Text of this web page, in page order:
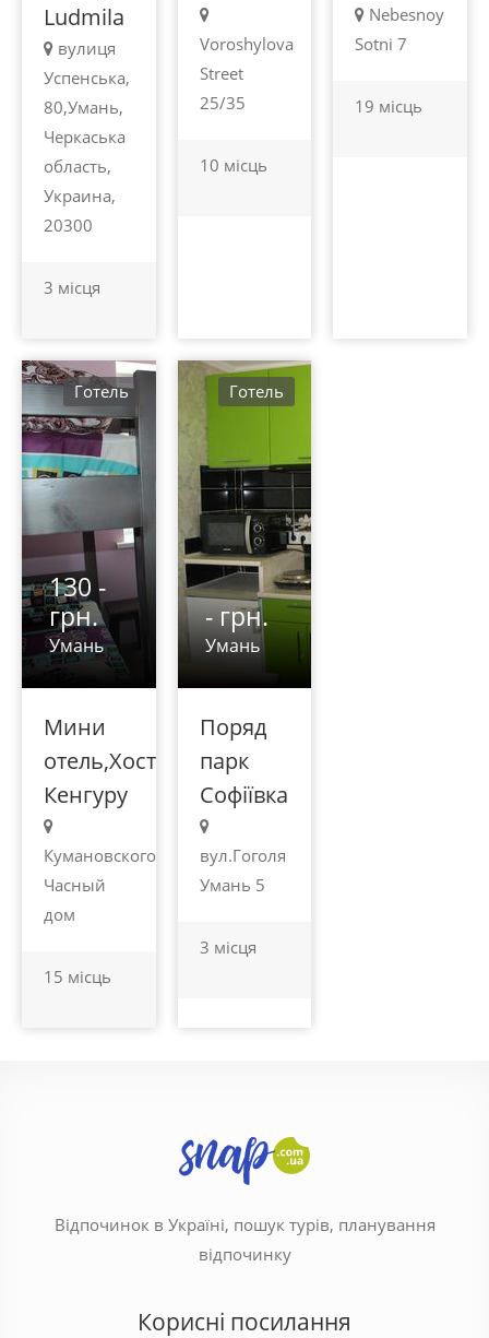
Ludmila
вулиця
Успенська,
80,Умань,
Черкаська
область,
Украина,
20300
3 місця
Voroshylova
Street
25/35
10 місць
Nebesnoy
Sotni 7
19 місць
130 -
грн.
Умань
Мини
отель,Хостел
Кенгуру
Кумановского,41
Часный
дом
15 місць
Готель
- грн.
Умань
Поряд
парк
Софіївка
вул.Гоголя
Умань 5
3 місця
Готель
Відпочинок в Україні, пошук турів, планування
відпочинку
Корисні посилання